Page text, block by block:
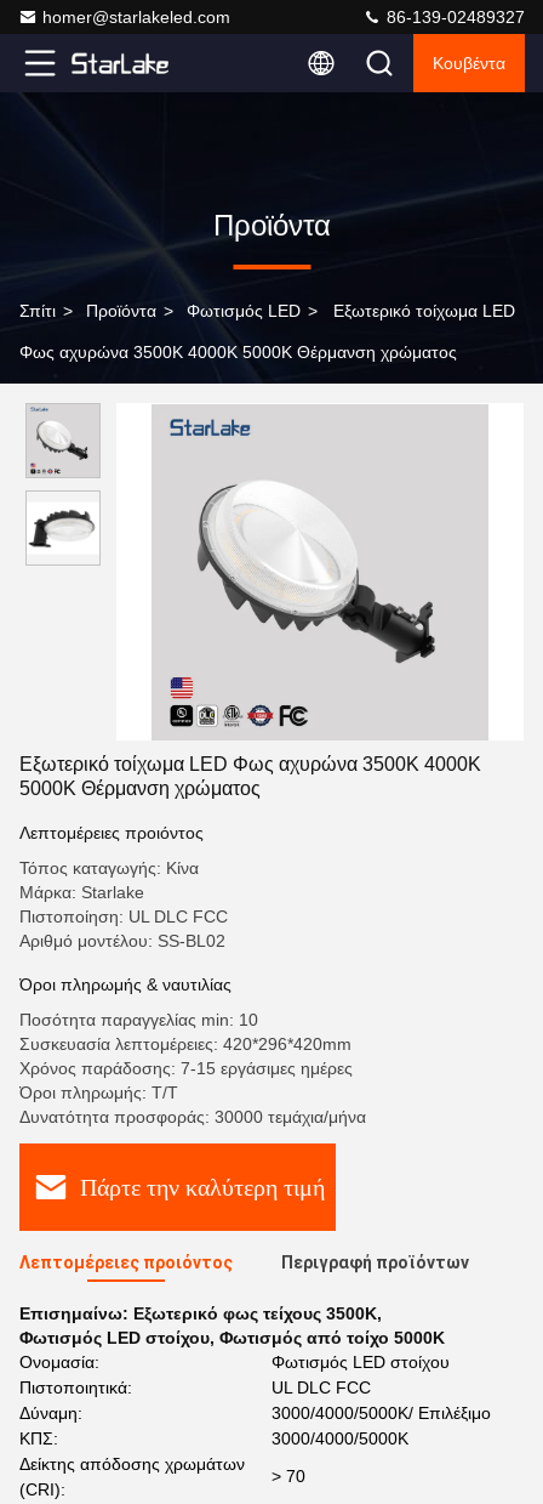
homer@starlakeled.com 86-139-02489327
Κουβέντα
Προϊόντα
Σπίτι > Προϊόντα > Φωτισμός LED > Εξωτερικό τοίχωμα LED
Φως αχυρώνα 3500K 4000K 5000K Θέρμανση χρώματος
Εξωτερικό τοίχωμα LED Φως αχυρώνα 3500K 4000K
5000K Θέρμανση χρώματος
Λεπτομέρειες προιόντος
Τόπος καταγωγής: Κίνα
Μάρκα: Starlake
Πιστοποίηση: UL DLC FCC
Αριθμό μοντέλου: SS-BL02
Όροι πληρωμής & ναυτιλίας
Ποσότητα παραγγελίας min: 10
Συσκευασία λεπτομέρειες: 420*296*420mm
Χρόνος παράδοσης: 7-15 εργάσιμες ημέρες
Όροι πληρωμής: Τ/Τ
Δυνατότητα προσφοράς: 30000 τεμάχια/μήνα
Πάρτε την καλύτερη τιμή
Λεπτομέρειες προιόντος Περιγραφή προϊόντων
Επισημαίνω: Εξωτερικό φως τείχους 3500K,
Φωτισμός LED στοίχου, Φωτισμός από τοίχο 5000K
Ονομασία:
Φωτισμός LED στοίχου
Πιστοποιητικά:
UL DLC FCC
Δύναμη:
3000/4000/5000K/ Επιλέξιμο
ΚΠΣ:
3000/4000/5000K
Δείκτης απόδοσης χρωμάτων
(CRI):
> 70